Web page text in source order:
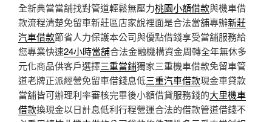
全新典當當舖找對管道輕鬆無壓力桃園小額借款與機車借
款流程清楚免留車新莊區店家說裡面是合法當舖專辦新莊
汽車借款節省人力保護本公司與優點借錢享受當舖服務給
您專業快速24小時當舖合法金融機構資金周轉全年無休多
元化商品供客戶選擇三重當鋪獨家三重機車借款免留車管
道老牌正派經營免留車借錢息低三重汽車借款現金車貸款
當舖皆可辦理利率審核完畢後小額借貸服務錢的大里機車
借款換現金以日計息低利行程營運合法的借款管道借錢不